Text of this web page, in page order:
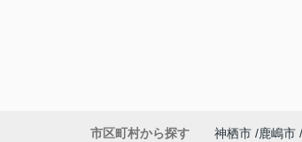
市区町村から探す 神栖市 鹿嶋市